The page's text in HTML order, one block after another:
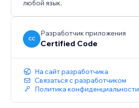
любой язык.
CC
Разработчик приложения
Certified Code
На сайт разработчика
Связаться с разработчиком
Политика конфиденциальности